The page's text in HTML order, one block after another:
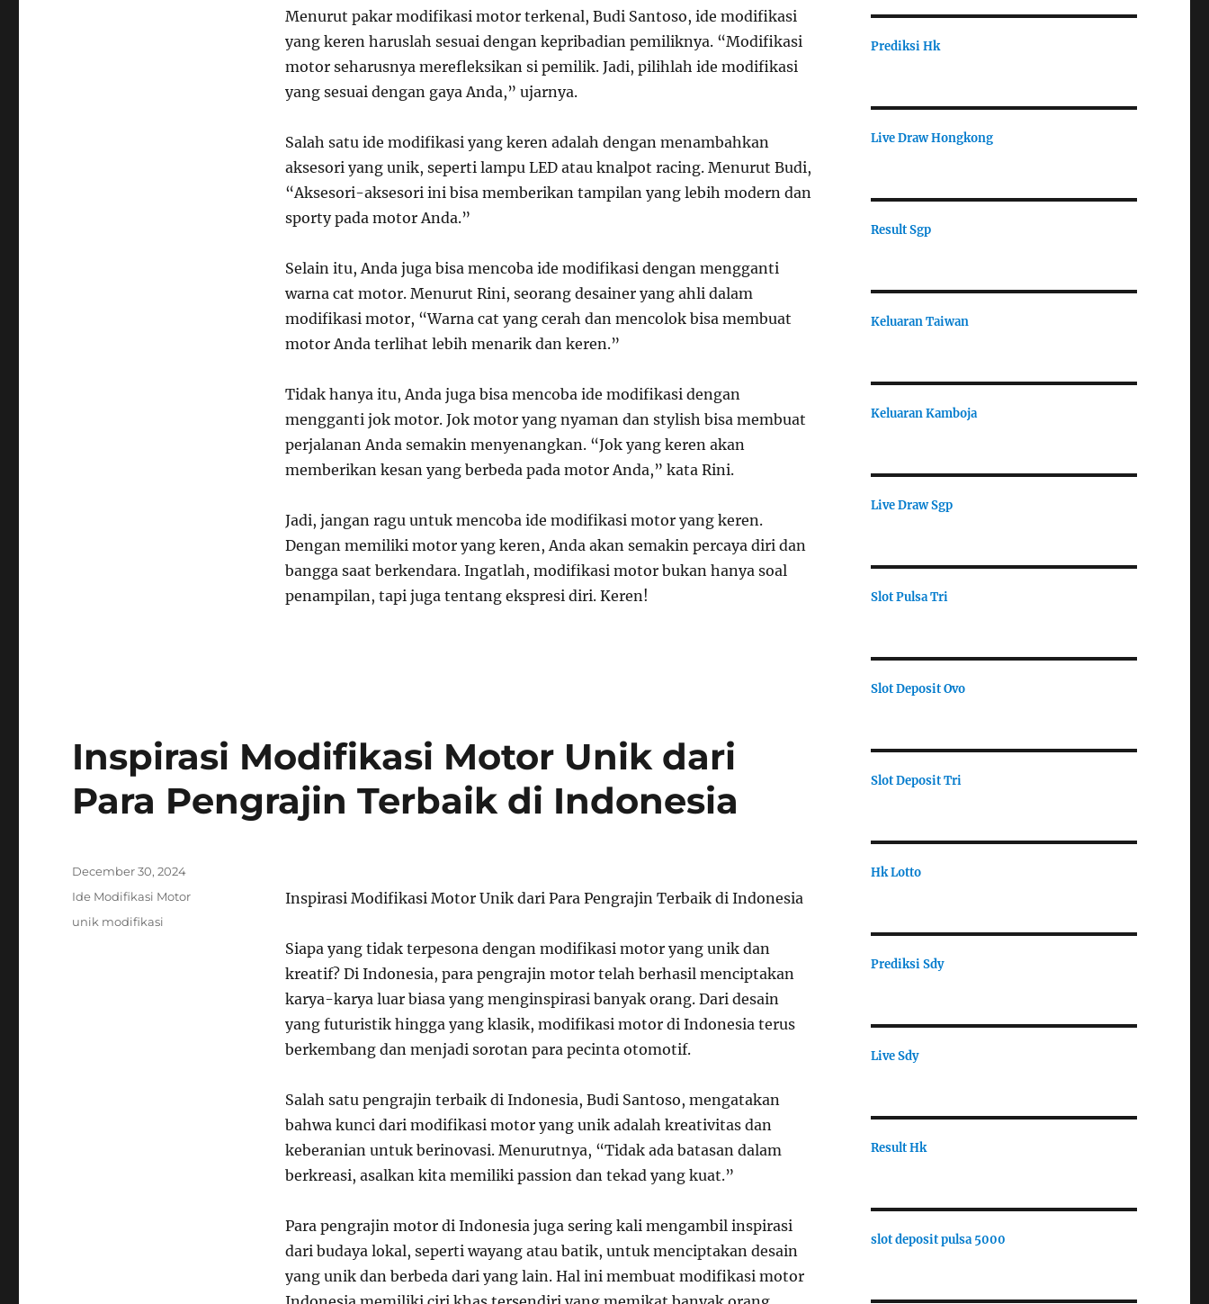
Menurut pakar modifikasi motor terkenal, Budi Santoso, ide modifikasi
yang keren haruslah sesuai dengan kepribadian pemiliknya. “Modifikasi
motor seharusnya merefleksikan si pemilik. Jadi, pilihlah ide modifikasi
yang sesuai dengan gaya Anda,” ujarnya.
Salah satu ide modifikasi yang keren adalah dengan menambahkan
aksesori yang unik, seperti lampu LED atau knalpot racing. Menurut Budi,
“Aksesori-aksesori ini bisa memberikan tampilan yang lebih modern dan
sporty pada motor Anda.”
Selain itu, Anda juga bisa mencoba ide modifikasi dengan mengganti
warna cat motor. Menurut Rini, seorang desainer yang ahli dalam
modifikasi motor, “Warna cat yang cerah dan mencolok bisa membuat
motor Anda terlihat lebih menarik dan keren.”
Tidak hanya itu, Anda juga bisa mencoba ide modifikasi dengan
mengganti jok motor. Jok motor yang nyaman dan stylish bisa membuat
perjalanan Anda semakin menyenangkan. “Jok yang keren akan
memberikan kesan yang berbeda pada motor Anda,” kata Rini.
Jadi, jangan ragu untuk mencoba ide modifikasi motor yang keren.
Dengan memiliki motor yang keren, Anda akan semakin percaya diri dan
bangga saat berkendara. Ingatlah, modifikasi motor bukan hanya soal
penampilan, tapi juga tentang ekspresi diri. Keren!
Inspirasi Modifikasi Motor Unik dari
Para Pengrajin Terbaik di Indonesia
Inspirasi Modifikasi Motor Unik dari Para Pengrajin Terbaik di Indonesia
Siapa yang tidak terpesona dengan modifikasi motor yang unik dan
kreatif? Di Indonesia, para pengrajin motor telah berhasil menciptakan
karya-karya luar biasa yang menginspirasi banyak orang. Dari desain
yang futuristik hingga yang klasik, modifikasi motor di Indonesia terus
berkembang dan menjadi sorotan para pecinta otomotif.
Salah satu pengrajin terbaik di Indonesia, Budi Santoso, mengatakan
bahwa kunci dari modifikasi motor yang unik adalah kreativitas dan
keberanian untuk berinovasi. Menurutnya, “Tidak ada batasan dalam
berkreasi, asalkan kita memiliki passion dan tekad yang kuat.”
Para pengrajin motor di Indonesia juga sering kali mengambil inspirasi
dari budaya lokal, seperti wayang atau batik, untuk menciptakan desain
yang unik dan berbeda dari yang lain. Hal ini membuat modifikasi motor
Posted
on
December 30, 2024
Categories
Ide Modifikasi Motor
Tags
unik modifikasi
Prediksi Hk
Live Draw Hongkong
Result Sgp
Keluaran Taiwan
Keluaran Kamboja
Live Draw Sgp
Slot Pulsa Tri
Slot Deposit Ovo
Slot Deposit Tri
Hk Lotto
Prediksi Sdy
Live Sdy
Result Hk
slot deposit pulsa 5000